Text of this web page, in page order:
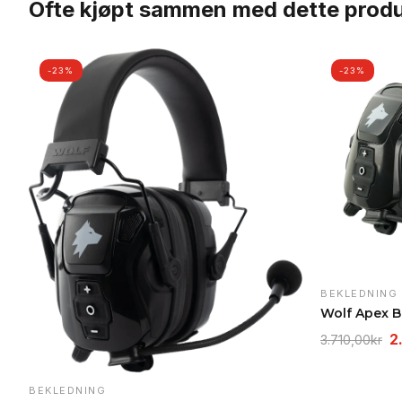
Ofte kjøpt sammen med dette
-23%
BEKLEDNING
-23%
BEKLEDNING
3.710,00kr